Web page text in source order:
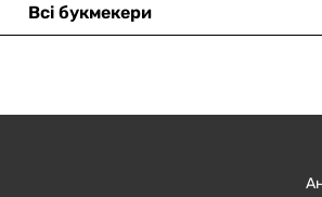
Всі букмекери